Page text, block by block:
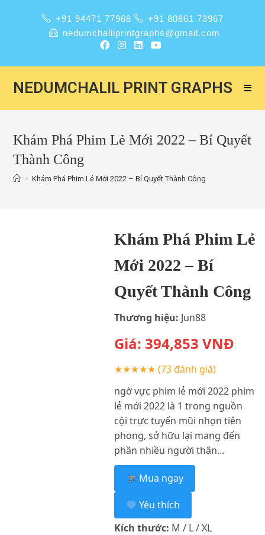
+91 94471 77968
+91 80861 73967
nedumchalilprintgraphs@gmail.com
NEDUMCHALIL PRINT GRAPHS
Khám Phá Phim Lẻ Mới 2022 – Bí Quyết
Thành Công
> Khám Phá Phim Lẻ Mới 2022 – Bí Quyết Thành Công
Khám Phá Phim Lẻ
Mới 2022 – Bí
Quyết Thành Công
Thương hiệu: Jun88
Giá: 394,853 VNĐ
★★★★★ (73 đánh giá)
ngờ vực phim lẻ mới 2022 phim
lẻ mới 2022 là 1 trong nguồn
cội trực tuyến mũi nhọn tiên
phong, sở hữu lại mang đến
phần nhiều người thân...
Mua ngay
Yêu thích
Kích thước: M / L / XL